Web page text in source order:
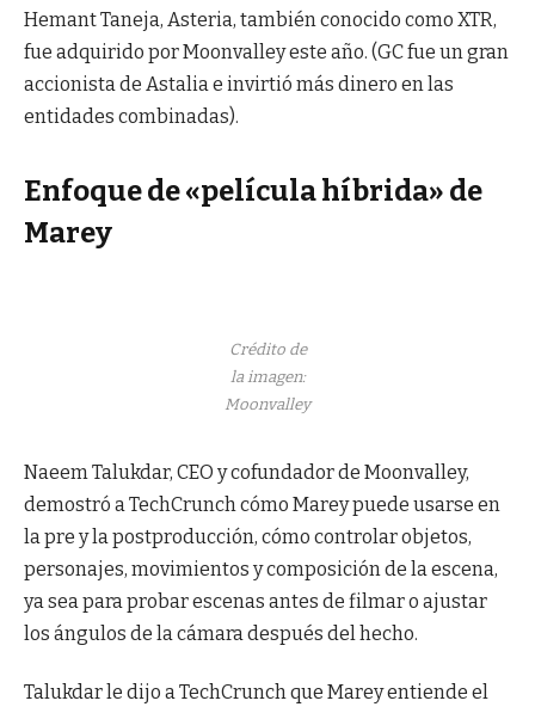
Hemant Taneja, Asteria, también conocido como XTR,
fue adquirido por Moonvalley este año. (GC fue un gran
accionista de Astalia e invirtió más dinero en las
entidades combinadas).
Enfoque de «película híbrida» de
Marey
Crédito de
la imagen:
Moonvalley
Naeem Talukdar, CEO y cofundador de Moonvalley,
demostró a TechCrunch cómo Marey puede usarse en
la pre y la postproducción, cómo controlar objetos,
personajes, movimientos y composición de la escena,
ya sea para probar escenas antes de filmar o ajustar
los ángulos de la cámara después del hecho.
Talukdar le dijo a TechCrunch que Marey entiende el